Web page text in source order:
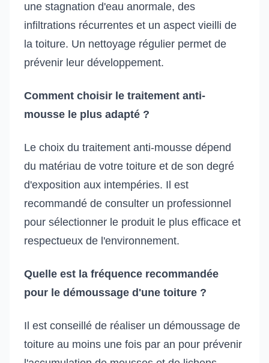
une stagnation d'eau anormale, des
infiltrations récurrentes et un aspect vieilli de
la toiture. Un nettoyage régulier permet de
prévenir leur développement.
Comment choisir le traitement anti-
mousse le plus adapté ?
Le choix du traitement anti-mousse dépend
du matériau de votre toiture et de son degré
d'exposition aux intempéries. Il est
recommandé de consulter un professionnel
pour sélectionner le produit le plus efficace et
respectueux de l'environnement.
Quelle est la fréquence recommandée
pour le démoussage d'une toiture ?
Il est conseillé de réaliser un démoussage de
toiture au moins une fois par an pour prévenir